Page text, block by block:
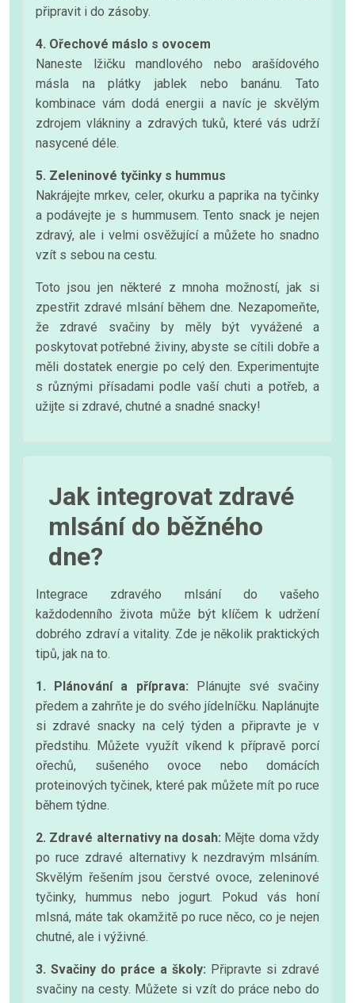
připravit i do zásoby.
4. Ořechové máslo s ovocem
Naneste lžičku mandlového nebo arašídového
másla na plátky jablek nebo banánu. Tato
kombinace vám dodá energii a navíc je skvělým
zdrojem vlákniny a zdravých tuků, které vás udrží
nasycené déle.
5. Zeleninové tyčinky s hummus
Nakrájejte mrkev, celer, okurku a paprika na tyčinky
a podávejte je s hummusem. Tento snack je nejen
zdravý, ale i velmi osvěžující a můžete ho snadno
vzít s sebou na cestu.
Toto jsou jen některé z mnoha možností, jak si
zpestřit zdravé mlsání během dne. Nezapomeňte,
že zdravé svačiny by měly být vyvážené a
poskytovat potřebné živiny, abyste se cítili dobře a
měli dostatek energie po celý den. Experimentujte
s různými přísadami podle vaší chuti a potřeb, a
užijte si zdravé, chutné a snadné snacky!
Jak integrovat zdravé
mlsání do běžného
dne?
Integrace zdravého mlsání do vašeho
každodenního života může být klíčem k udržení
dobrého zdraví a vitality. Zde je několik praktických
tipů, jak na to.
1. Plánování a příprava: Plánujte své svačiny
předem a zahrňte je do svého jídelníčku. Naplánujte
si zdravé snacky na celý týden a připravte je v
předstihu. Můžete využít víkend k přípravě porcí
ořechů, sušeného ovoce nebo domácích
proteinových tyčinek, které pak můžete mít po ruce
během týdne.
2. Zdravé alternativy na dosah: Mějte doma vždy
po ruce zdravé alternativy k nezdravým mlsáním.
Skvělým řešením jsou čerstvé ovoce, zeleninové
tyčinky, hummus nebo jogurt. Pokud vás honí
mlsná, máte tak okamžitě po ruce něco, co je nejen
chutné, ale i výživné.
3. Svačiny do práce a školy: Připravte si zdravé
svačiny na cesty. Můžete si vzít do práce nebo do